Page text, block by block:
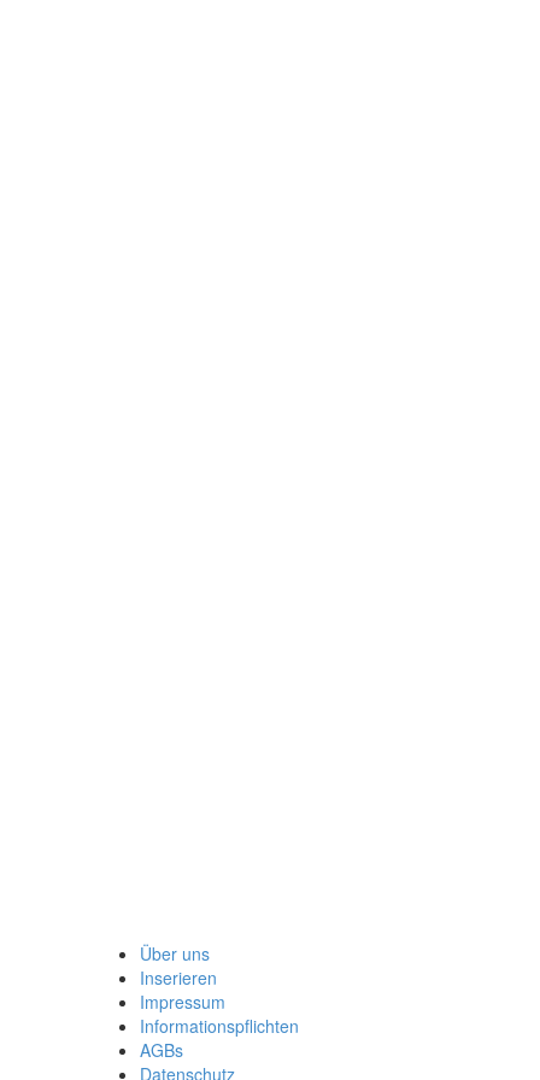
Über uns
Inserieren
Impressum
Informationspflichten
AGBs
Datenschutz